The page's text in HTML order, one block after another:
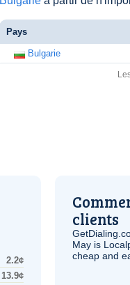
Pays
Bulgarie
2.2¢
13.9¢
clients
May is
cheap and